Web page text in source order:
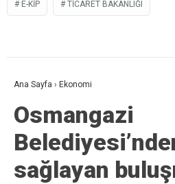
E-KİP TICARET BAKANLIĞI
Ana Sayfa › Ekonomi
Osmangazi
sağlayan